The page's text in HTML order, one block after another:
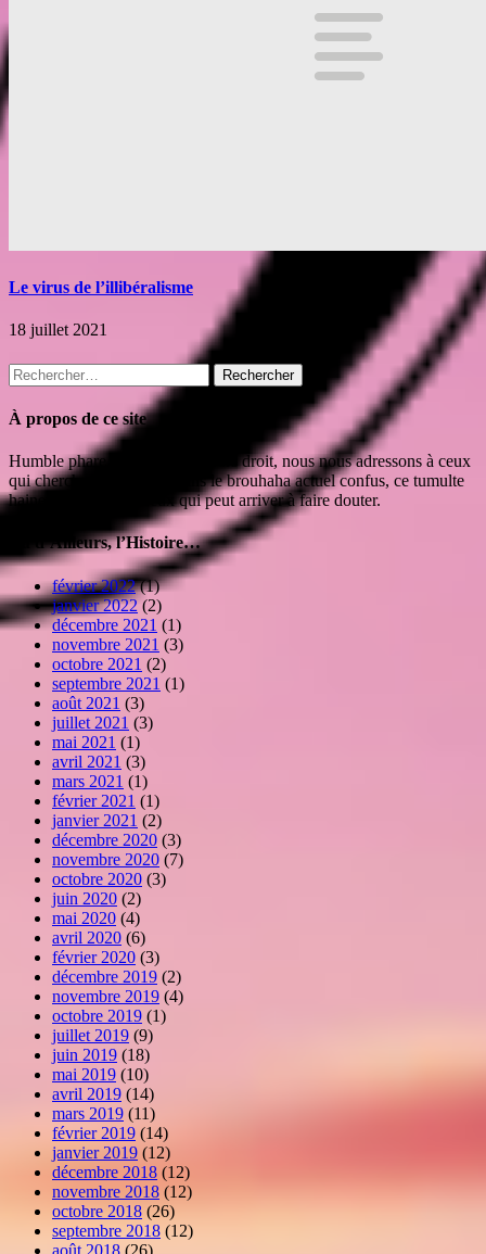
Le virus de l’illibéralisme
18 juillet 2021
Rechercher :
À propos de ce site
Humble phare isolé mais toujours droit, nous nous adressons à ceux
qui cherchent leur route dans le brouhaha actuel confus, ce tumulte
haineux et irrespectueux qui peut arriver à faire douter.
Vu d’Ailleurs, l’Histoire…
février 2022(1)
janvier 2022(2)
décembre 2021 (1)
novembre 2021 (3)
octobre 2021 (2)
septembre 2021 (1)
août 2021 (3)
juillet 2021 (3)
mai 2021 (1)
avril 2021 (3)
mars 2021 (1)
février 2021 (1)
janvier 2021 (2)
décembre 2020 (3)
novembre 2020 (7)
octobre 2020 (3)
juin 2020 (2)
mai 2020 (4)
avril 2020 (6)
février 2020 (3)
décembre 2019 (2)
novembre 2019 (4)
octobre 2019 (1)
juillet 2019 (9)
juin 2019 (18)
mai 2019 (10)
avril 2019 (14)
mars 2019 (11)
février 2019 (14)
janvier 2019 (12)
décembre 2018 (12)
novembre 2018 (12)
octobre 2018 (26)
septembre 2018 (12)
août 2018 (26)